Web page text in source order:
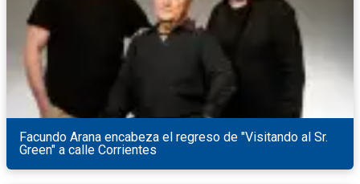
Facundo Arana encabeza el regreso de "Visitando al Sr.
Green" a calle Corrientes